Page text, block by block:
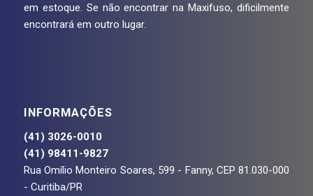
em estoque. Se não encontrar na Maxifuso, dificilmente
encontrará em outro lugar.
INFORMAÇÕES
(41) 3026-0010
(41) 98411-9827
Rua Omílio Monteiro Soares, 599 - Fanny, CEP 81.030-000
- Curitiba/PR